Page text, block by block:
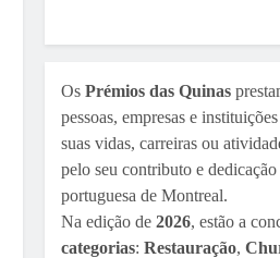
Os Prémios das Quinas
pessoas, empresas e
suas vidas, carreiras ou
pelo seu contributo e
portuguesa de Montreal.
Na edição de 2026, estão a
categorias: Restauração,